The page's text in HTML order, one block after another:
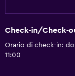
Check-in/Check-
Orario di check-in:
11:00